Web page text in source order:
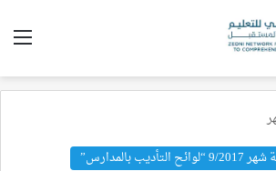
التأديب بالمدارس”